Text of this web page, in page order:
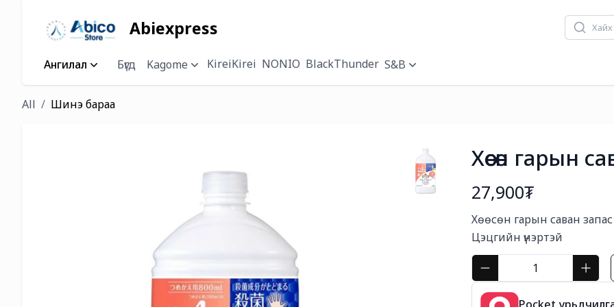
Abiexpress
Ангилал Бүгд Kagome KireiKirei NONIO BlackThunder S&B
All Шинэ бараа
Хөөсөн гарын
27,900₮
Хөөсөн гарын саван
Цэцгийн үнэртэй